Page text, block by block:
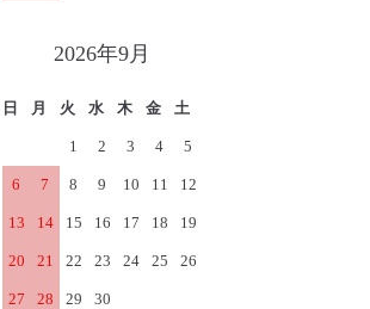
2026年9月
日 月 火 水 木 金 土
1 2 3 4 5
6 7 8 9 10 11 12
13 14 15 16 17 18 19
20 21 22 23 24 25 26
27 28 29 30